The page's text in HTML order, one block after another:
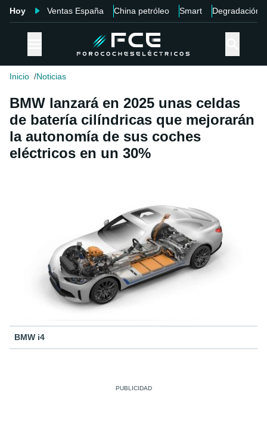
Hoy Ventas España China petróleo Smart Degradación
Inicio Noticias
BMW lanzará en 2025 unas celdas
de batería cilíndricas que mejorarán
la autonomía de sus coches
eléctricos en un 30%
BMW i4